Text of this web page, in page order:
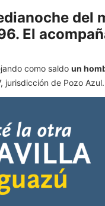
del
El
como saldo un
jurisdicción de Pozo Azul.